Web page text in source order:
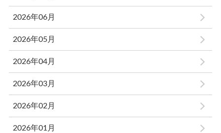
2026年06月
2026年05月
2026年04月
2026年03月
2026年02月
2026年01月